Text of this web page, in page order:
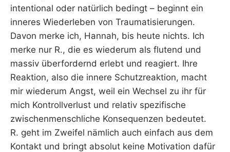
intentional oder natürlich bedingt – beginnt ein
inneres Wiederleben von Traumatisierungen.
Davon merke ich, Hannah, bis heute nichts. Ich
merke nur R., die es wiederum als flutend und
massiv überfordernd erlebt und reagiert. Ihre
Reaktion, also die innere Schutzreaktion, macht
mir wiederum Angst, weil ein Wechsel zu ihr für
mich Kontrollverlust und relativ spezifische
zwischenmenschliche Konsequenzen bedeutet.
R. geht im Zweifel nämlich auch einfach aus dem
Kontakt und bringt absolut keine Motivation dafür